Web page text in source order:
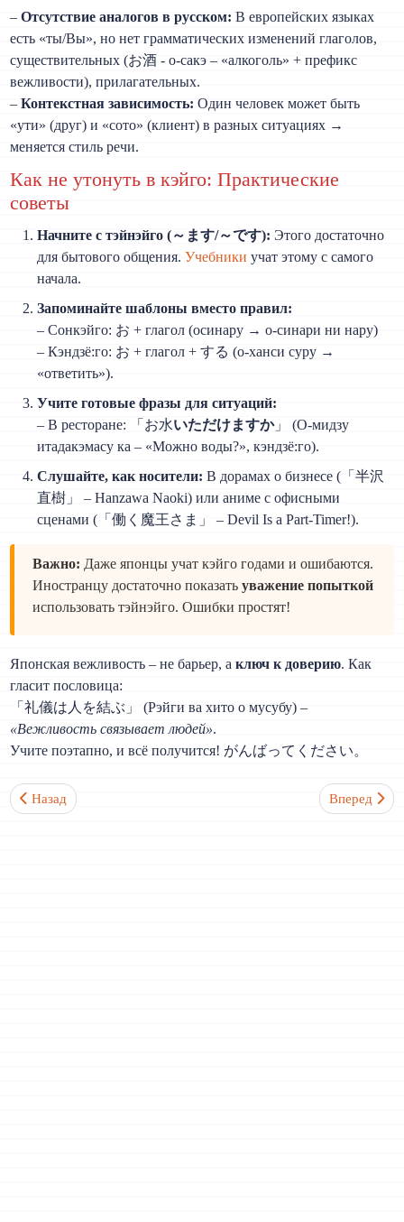
–Отсутствие аналогов в русском: В европейских языках
есть «ты/Вы», но нет грамматических изменений глаголов,
существительных (お酒 - о-сакэ – «алкоголь» + префикс
вежливости), прилагательных.
–Контекстная зависимость: Один человек может быть
«ути» (друг) и «сото» (клиент) в разных ситуациях →
меняется стиль речи.
Как не утонуть в кэйго: Практические
советы
Начните с тэйнэйго (～ます/～です): Этого достаточно
для бытового общения.Учебники учат этому с самого
начала.
Запоминайте шаблоны вместо правил:
– Сонкэйго: お + глагол (осинару → о-синари ни нару)
– Кэндзё:го: お + глагол + する (о-ханси суру →
«ответить»).
Учите готовые фразы для ситуаций:
– В ресторане: 「お水いただけますか」 (О-мидзу
итадакэмасу ка – «Можно воды?», кэндзё:го).
Слушайте, как носители: В дорамах о бизнесе (「半沢
直樹」 – Hanzawa Naoki) или аниме с офисными
сценами (「働く魔王さま」 – Devil Is a Part-Timer!).
Важно: Даже японцы учат кэйго годами и ошибаются.
Иностранцу достаточно показатьуважение попыткой
использовать тэйнэйго. Ошибки простят!
Японская вежливость – не барьер, аключ к доверию. Как
гласит пословица:
「礼儀は人を結ぶ」 (Рэйги ва хито о мусубу) –
«Вежливость связывает людей».
Учите поэтапно, и всё получится! がんばってください。
Предыдущий: Какую систему письма учить первой: хирагану,
Назад Следующий:
Вперед